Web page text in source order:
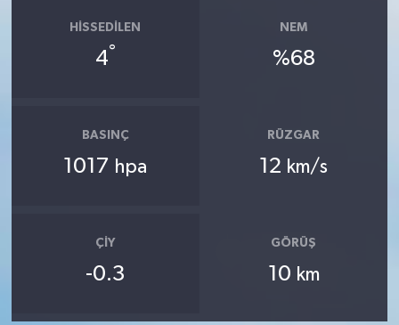
HISSEDILEN
4°
NEM
%68
BASINÇ
1017 hpa
RÜZGAR
12 km/s
ÇIY
-0.3
GÖRÜŞ
10 km